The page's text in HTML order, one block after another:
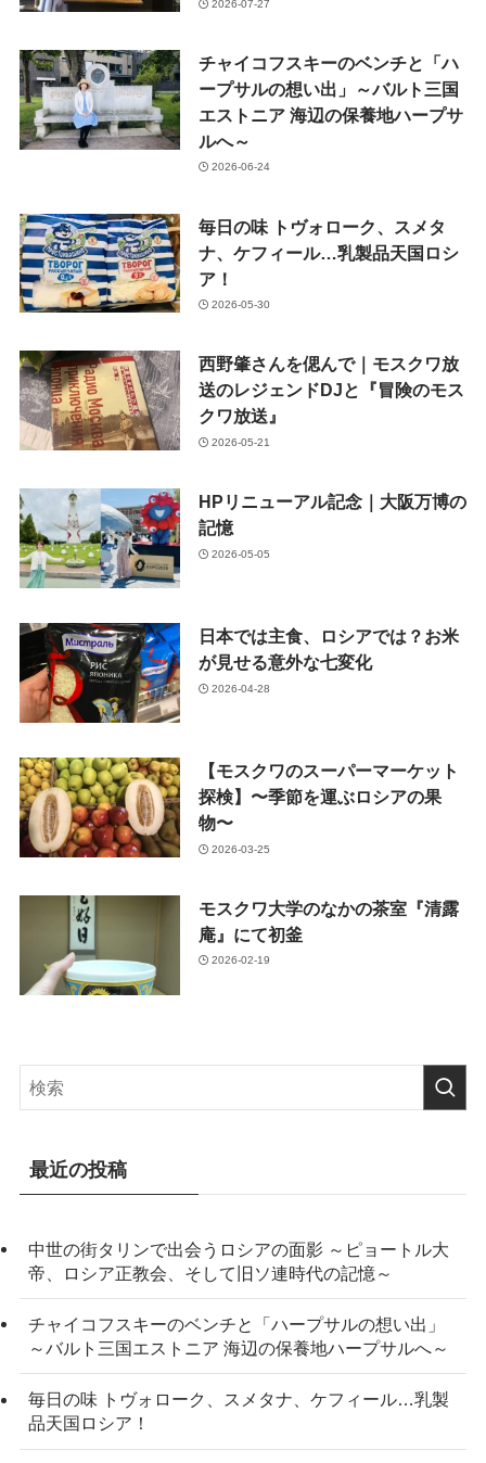
2026-07-27
チャイコフスキーのベンチと「ハ
ープサルの想い出」～バルト三国
エストニア 海辺の保養地ハープサ
ルへ～
2026-06-24
毎日の味 トヴォローク、スメタ
ナ、ケフィール…乳製品天国ロシ
ア！
2026-05-30
西野肇さんを偲んで｜モスクワ放
送のレジェンドDJと『冒険のモス
クワ放送』
2026-05-21
HPリニューアル記念｜大阪万博の
記憶
2026-05-05
日本では主食、ロシアでは？お米
が見せる意外な七変化
2026-04-28
【モスクワのスーパーマーケット
探検】〜季節を運ぶロシアの果
物〜
2026-03-25
モスクワ大学のなかの茶室『清露
庵』にて初釜
2026-02-19
最近の投稿
中世の街タリンで出会うロシアの面影 ～ピョートル大
帝、ロシア正教会、そして旧ソ連時代の記憶～
チャイコフスキーのベンチと「ハープサルの想い出」
～バルト三国エストニア 海辺の保養地ハープサルへ～
毎日の味 トヴォローク、スメタナ、ケフィール…乳製
品天国ロシア！